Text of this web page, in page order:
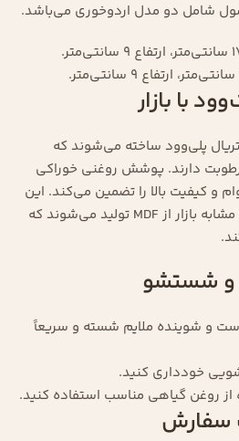
شامل دو مدل اردوخوری می‌باشد.
با بازار
پلی‌وود ساخته می‌شوند که
دارند. پوشش روغنی خوراکی
و کیفیت بالا را تضمین می‌کند. این
در حالی است که محصولات مشابه بازار از MDF تولید می‌شوند که
و شستشو
و شوینده ملایم شسته و سریعاً
خودداری کنید.
سفارش